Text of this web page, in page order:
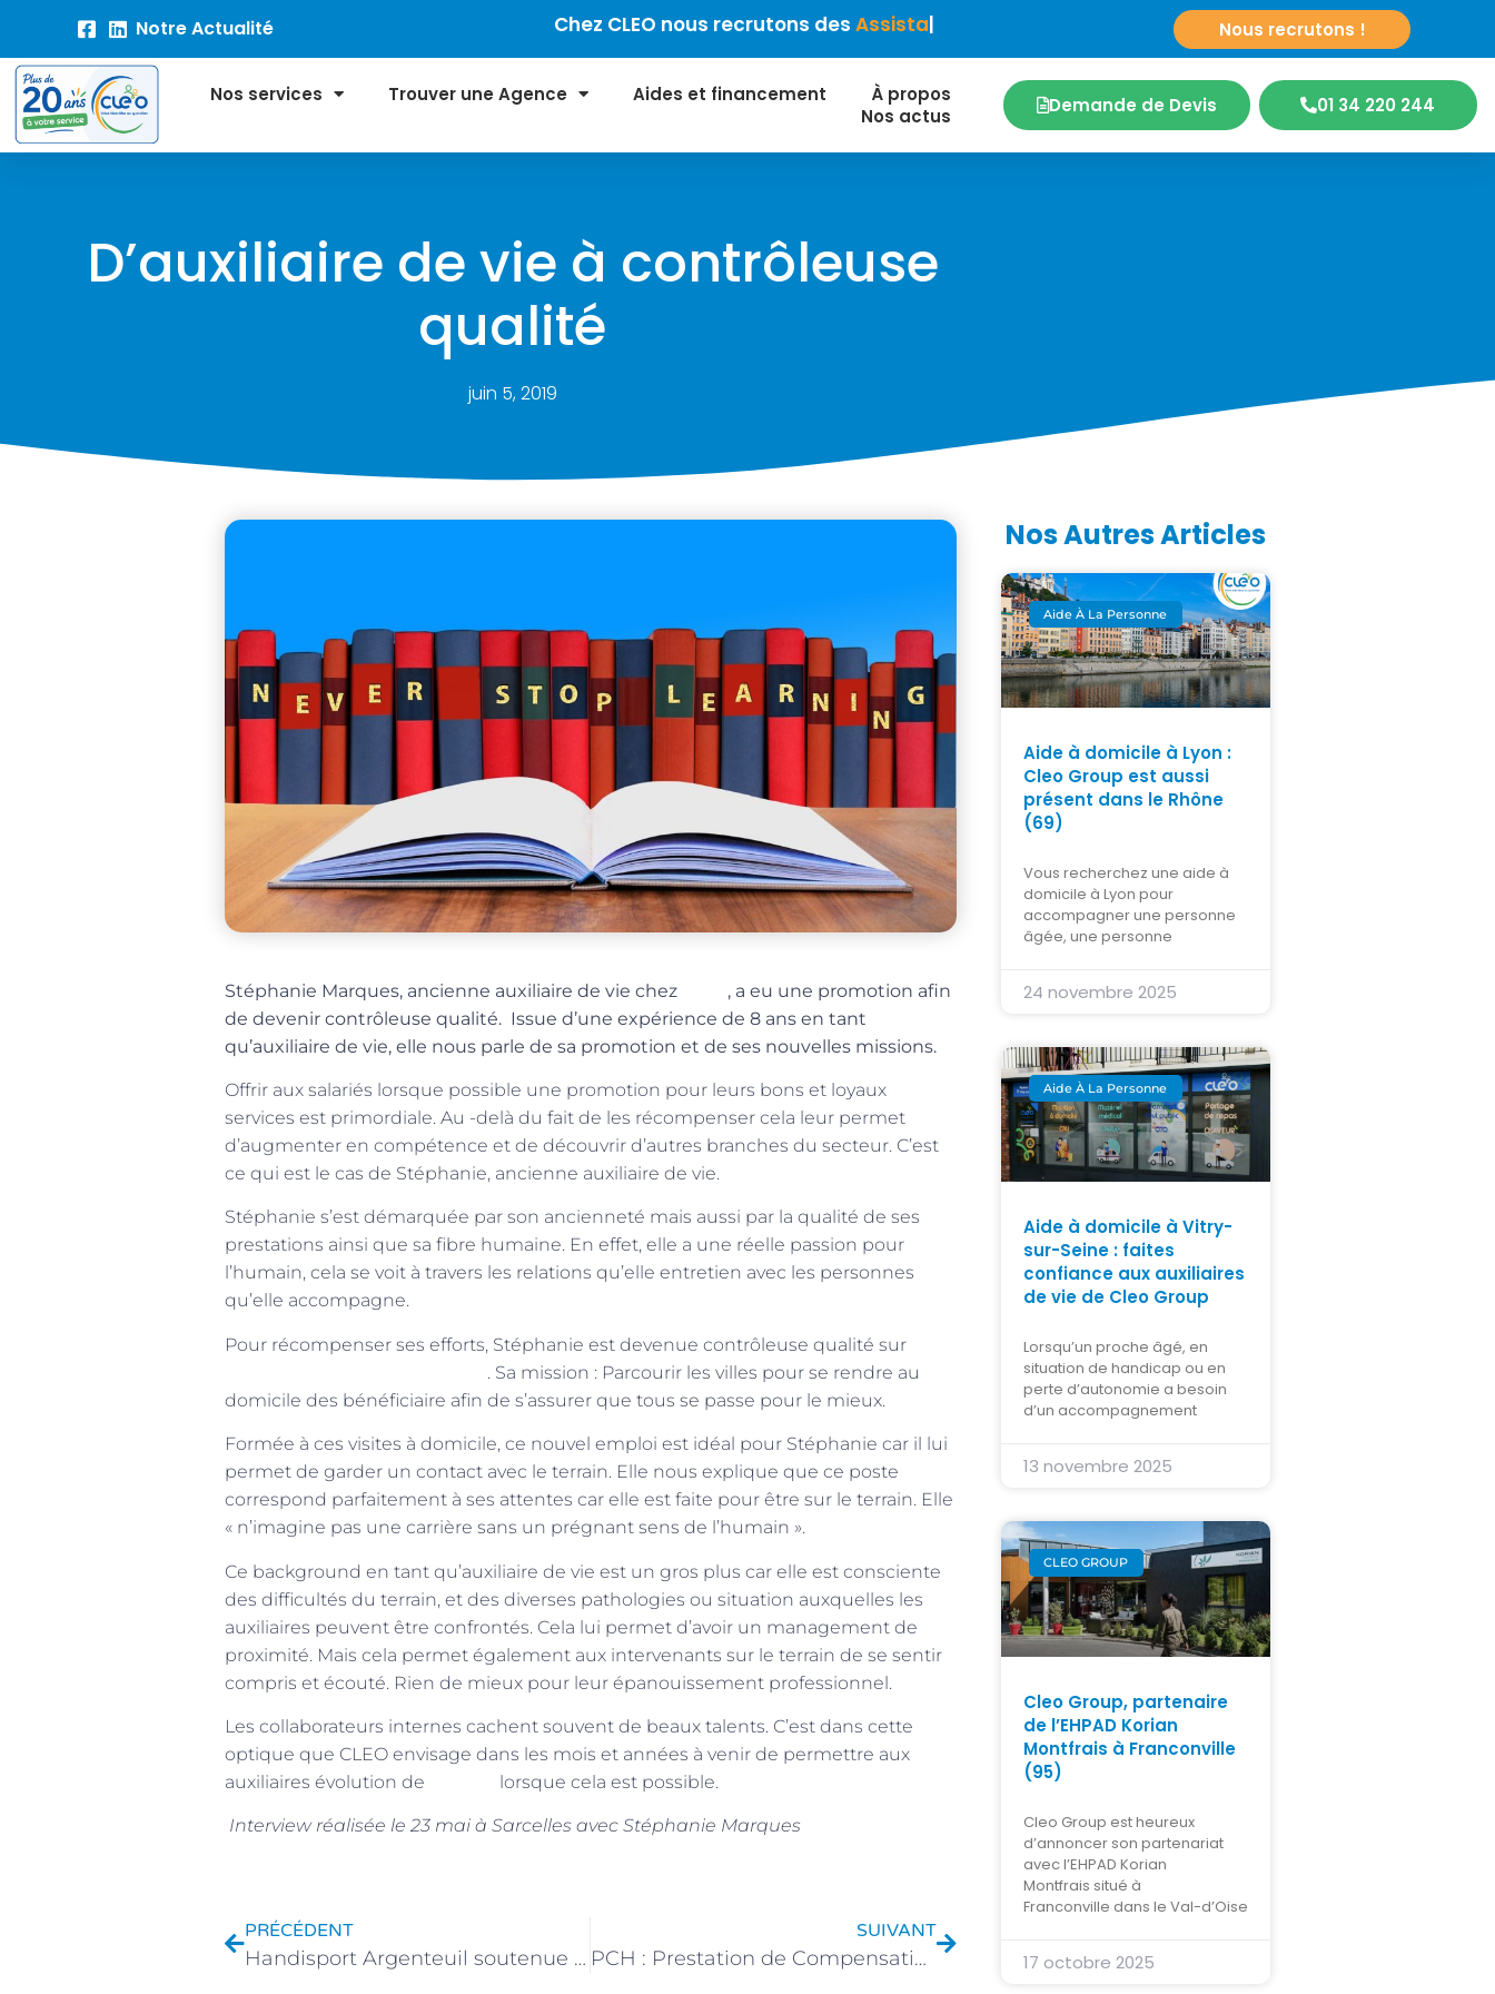
Notre Actualité Chez CLEO nous recrutons desAssistant(e) Ressour Nous recrutons !
Nos services Trouver une Agence Aides et financement
À propos
Nos actus
Demande de Devis 01 34 220 244
D’auxiliaire de vie à contrôleuse
qualité
juin 5, 2019
Stéphanie Marques, ancienne auxiliaire de vie chez
, a eu une promotion afin
de devenir contrôleuse qualité. Issue d’une expérience de 8 ans en tant
qu’auxiliaire de vie, elle nous parle de sa promotion et de ses nouvelles missions.
Offrir aux salariés lorsque possible une promotion pour leurs bons et loyaux
services est primordiale. Au -delà du fait de les récompenser cela leur permet
d’augmenter en compétence et de découvrir d’autres branches du secteur. C’est
ce qui est le cas de Stéphanie, ancienne auxiliaire de vie.
Stéphanie s’est démarquée par son ancienneté mais aussi par la qualité de ses
prestations ainsi que sa fibre humaine. En effet, elle a une réelle passion pour
l’humain, cela se voit à travers les relations qu’elle entretien avec les personnes
qu’elle accompagne.
Pour récompenser ses efforts, Stéphanie est devenue contrôleuse qualité sur
. Sa mission : Parcourir les villes pour se rendre au
domicile des bénéficiaire afin de s’assurer que tous se passe pour le mieux.
Formée à ces visites à domicile, ce nouvel emploi est idéal pour Stéphanie car il lui
permet de garder un contact avec le terrain. Elle nous explique que ce poste
correspond parfaitement à ses attentes car elle est faite pour être sur le terrain. Elle
« n’imagine pas une carrière sans un prégnant sens de l’humain ».
Ce background en tant qu’auxiliaire de vie est un gros plus car elle est consciente
des difficultés du terrain, et des diverses pathologies ou situation auxquelles les
auxiliaires peuvent être confrontés. Cela lui permet d’avoir un management de
proximité. Mais cela permet également aux intervenants sur le terrain de se sentir
compris et écouté. Rien de mieux pour leur épanouissement professionnel.
Les collaborateurs internes cachent souvent de beaux talents. C’est dans cette
optique que CLEO envisage dans les mois et années à venir de permettre aux
auxiliaires évolution de
lorsque cela est possible.
Interview réalisée le 23 mai à Sarcelles avec Stéphanie Marques
PRÉCÉDENT
Handisport Argenteuil soutenue par CLEO
SUIVANT
PCH : Prestation de Compensation de Handicap
Nos Autres Articles
Aide À La Personne
Aide à domicile à Lyon :
Cleo Group est aussi
présent dans le Rhône
(69)
Vous recherchez une aide à
domicile à Lyon pour
accompagner une personne
âgée, une personne
24 novembre 2025
Aide À La Personne
Aide à domicile à Vitry-
sur-Seine : faites
confiance aux auxiliaires
de vie de Cleo Group
Lorsqu’un proche âgé, en
situation de handicap ou en
perte d’autonomie a besoin
d’un accompagnement
13 novembre 2025
CLEO GROUP
Cleo Group, partenaire
de l’EHPAD Korian
Montfrais à Franconville
(95)
Cleo Group est heureux
d’annoncer son partenariat
avec l’EHPAD Korian
Montfrais situé à
Franconville dans le Val-d’Oise
17 octobre 2025